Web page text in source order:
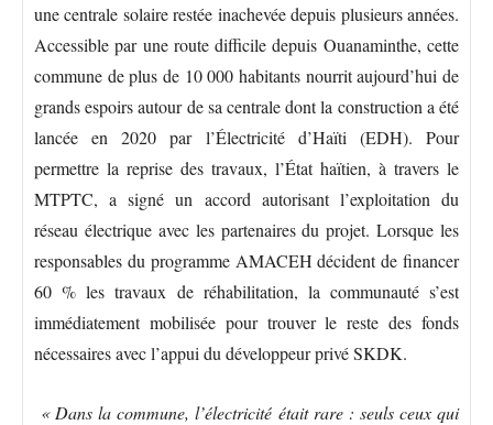
une centrale solaire restée inachevée depuis plusieurs années.
Accessible par une route difficile depuis Ouanaminthe, cette
commune de plus de 10 000 habitants nourrit aujourd’hui de
grands espoirs autour de sa centrale dont la construction a été
lancée en 2020 par l’Électricité d’Haïti (EDH). Pour
permettre la reprise des travaux, l’État haïtien, à travers le
MTPTC, a signé un accord autorisant l’exploitation du
réseau électrique avec les partenaires du projet. Lorsque les
responsables du programme AMACEH décident de financer
60 % les travaux de réhabilitation, la communauté s’est
immédiatement mobilisée pour trouver le reste des fonds
nécessaires avec l’appui du développeur privé SKDK.
« Dans la commune, l’électricité était rare : seuls ceux qui